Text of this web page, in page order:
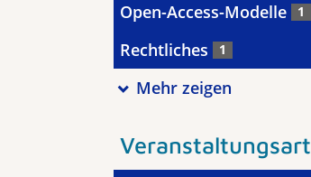
Open-Access-Modelle 1
Rechtliches 1
Mehr zeigen
Veranstaltungsart